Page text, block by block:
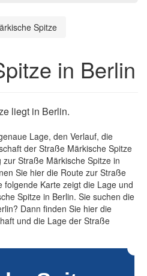
Spitze
in Berlin
liegt in Berlin.
Lage, den Verlauf, die
der Straße Märkische Spitze
Straße Märkische Spitze in
Sie hier die Route zur Straße
folgende Karte zeigt die Lage und
Spitze in Berlin. Sie suchen die
Dann finden Sie hier die
und die Lage der Straße